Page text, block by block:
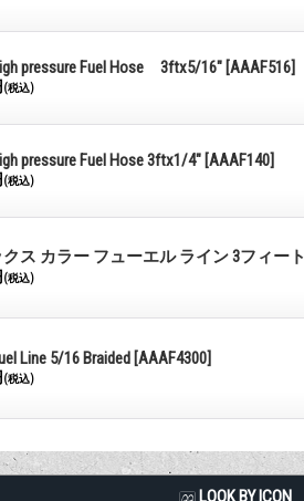
pressure Fuel Hose 3ftx5/16" [AAAF516]
(税込)
pressure Fuel Hose 3ftx1/4" [AAAF140]
(税込)
ス カラー フューエル ライン 3フィート
(税込)
Line 5/16 Braided [AAAF4300]
(税込)
LQQK BY ICON